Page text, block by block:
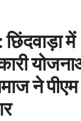
में
ने पीएम